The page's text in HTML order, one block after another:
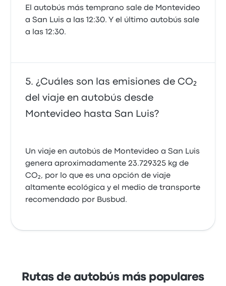
El autobús más temprano sale de Montevideo
a San Luis a las 12:30. Y el último autobús sale
a las 12:30.
¿Cuáles son las emisiones de CO₂
del viaje en autobús desde
Montevideo hasta San Luis?
Un viaje en autobús de Montevideo a San Luis
genera aproximadamente 23.729325 kg de
CO₂, por lo que es una opción de viaje
altamente ecológica y el medio de transporte
recomendado por Busbud.
Rutas de autobús más populares